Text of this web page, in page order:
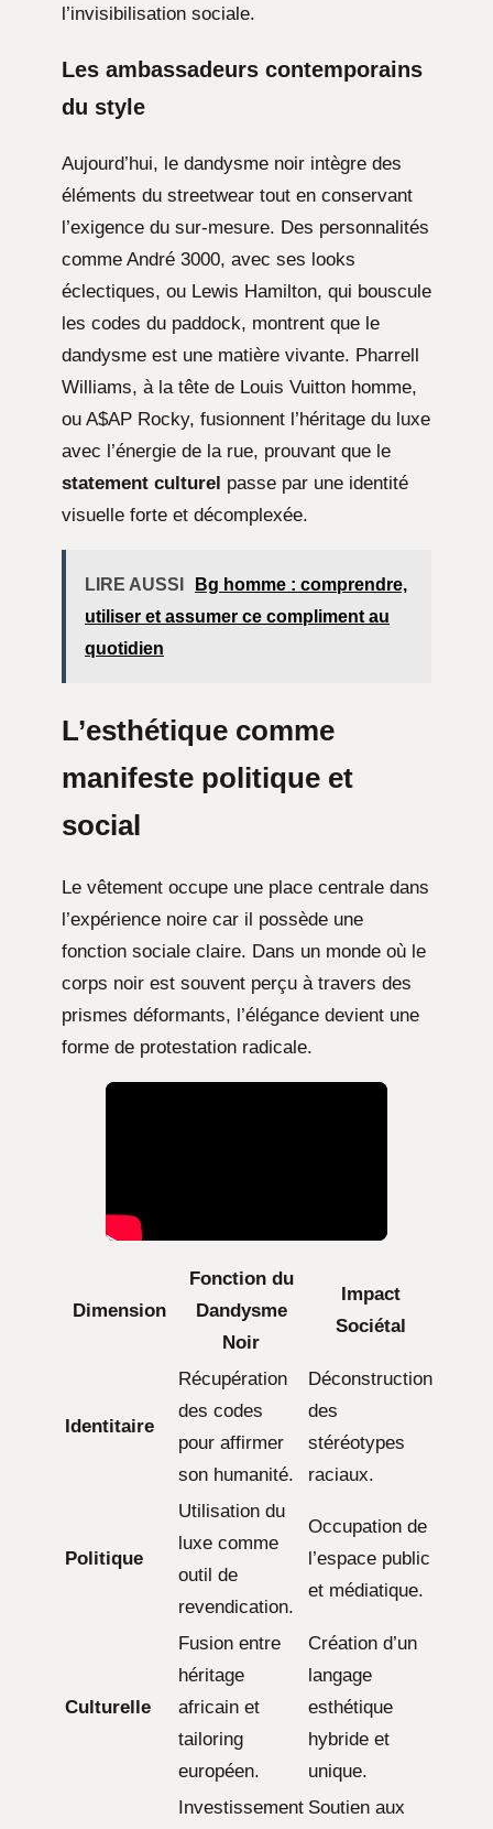
l’invisibilisation sociale.
Les ambassadeurs contemporains
du style
Aujourd’hui, le dandysme noir intègre des
éléments du streetwear tout en conservant
l’exigence du sur-mesure. Des personnalités
comme André 3000, avec ses looks
éclectiques, ou Lewis Hamilton, qui bouscule
les codes du paddock, montrent que le
dandysme est une matière vivante. Pharrell
Williams, à la tête de Louis Vuitton homme,
ou A$AP Rocky, fusionnent l’héritage du luxe
avec l’énergie de la rue, prouvant que le
statement culturel passe par une identité
visuelle forte et décomplexée.
LIRE AUSSI
Bg homme : comprendre,
utiliser et assumer ce compliment au
quotidien
L’esthétique comme
manifeste politique et
social
Le vêtement occupe une place centrale dans
l’expérience noire car il possède une
fonction sociale claire. Dans un monde où le
corps noir est souvent perçu à travers des
prismes déformants, l’élégance devient une
forme de protestation radicale.
Dimension
Fonction du
Dandysme
Noir
Impact
Sociétal
Identitaire
Récupération
des codes
pour affirmer
son humanité.
Déconstruction
des
stéréotypes
raciaux.
Politique
Utilisation du
luxe comme
outil de
revendication.
Occupation de
l’espace public
et médiatique.
Culturelle
Fusion entre
héritage
africain et
tailoring
européen.
Création d’un
langage
esthétique
hybride et
unique.
Investissement Soutien aux